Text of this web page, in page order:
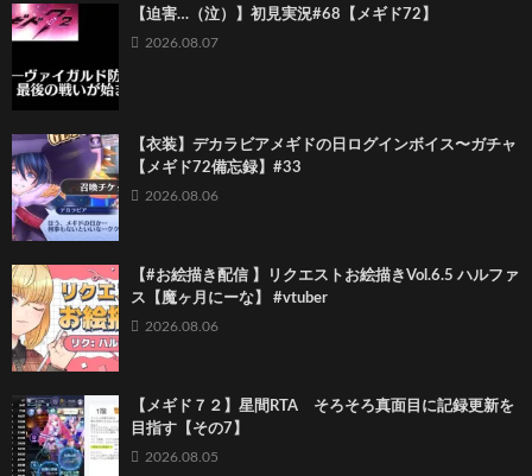
【迫害…（泣）】初見実況#68【メギド72】
2026.08.07
【衣装】デカラビアメギドの日ログインボイス〜ガチャ
【メギド72備忘録】#33
2026.08.06
【#お絵描き配信 】リクエストお絵描きVol.6.5 ハルファ
ス【魔ヶ月にーな】 #vtuber
2026.08.06
【メギド７２】星間RTA そろそろ真面目に記録更新を
目指す【その7】
2026.08.05